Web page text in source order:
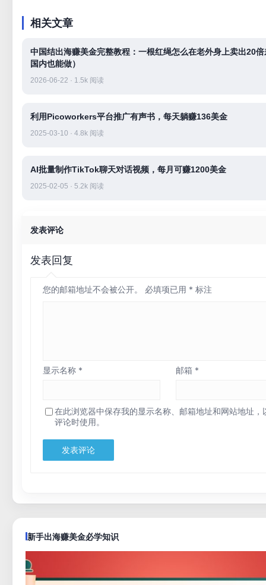
相关文章
中国结出海赚美金完整教程：一根红绳怎么在老外身上卖出20
国内也能做）
2026-06-22 · 1.5k 阅读
利用Picoworkers平台推广有声书，每天躺赚136美金
2025-03-10 · 4.8k 阅读
AI批量制作TikTok聊天对话视频，每月可赚1200美金
2025-02-05 · 5.2k 阅读
发表评论
发表回复
您的邮箱地址不会被公开。 必填项已用 * 标注
显示名称 * 邮箱 *
在此浏览器中保存我的显示名称、邮箱地址和网站地址，
评论时使用。
新手出海赚美金必学知识